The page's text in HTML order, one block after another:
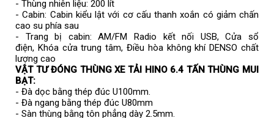
- Thùng nhiên liệu: 200 lít
- Cabin: Cabin kiểu lật với cơ cấu thanh xoắn có giảm chấn
cao su phía sau
- Trang bị cabin: AM/FM Radio kết nối USB, Cửa sổ
điện, Khóa cửa trung tâm, Điều hòa không khí DENSO chất
lượng cao
VẬT TƯ ĐÓNG THÙNG XE TẢI HINO 6.4 TẤN THÙNG MUI
BẠT:
- Đà dọc bằng thép đúc U100mm.
- Đà ngang bằng thép đúc U80mm
- Sàn thùng bằng tôn phẳng dày 2.5mm.